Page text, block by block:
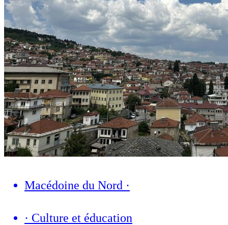
Macédoine du Nord ·
· Culture et éducation